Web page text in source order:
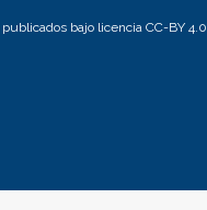
bajo licencia CC-BY 4.0